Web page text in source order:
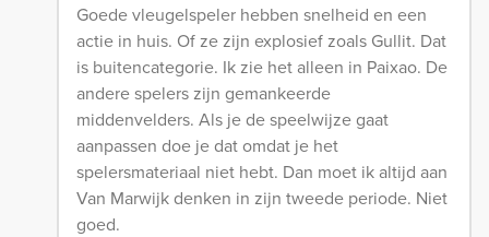
Goede vleugelspeler hebben snelheid en een
actie in huis. Of ze zijn explosief zoals Gullit. Dat
is buitencategorie. Ik zie het alleen in Paixao. De
andere spelers zijn gemankeerde
middenvelders. Als je de speelwijze gaat
aanpassen doe je dat omdat je het
spelersmateriaal niet hebt. Dan moet ik altijd aan
Van Marwijk denken in zijn tweede periode. Niet
goed.